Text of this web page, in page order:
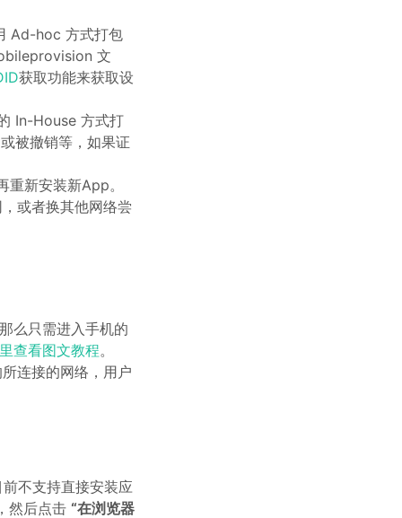
Ad-hoc 方式打包
文
获取功能来获取设
In-House 方式打
被撤销等，如果证
新安装新App。
或者换其他网络尝
么只需进入手机的
查看图文教程。
连接的网络，用户
不支持直接安装应
然后点击 “在浏览器